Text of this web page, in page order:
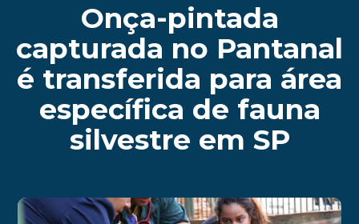
Onça-pintada
capturada no Pantanal
é transferida para área
específica de fauna
silvestre em SP